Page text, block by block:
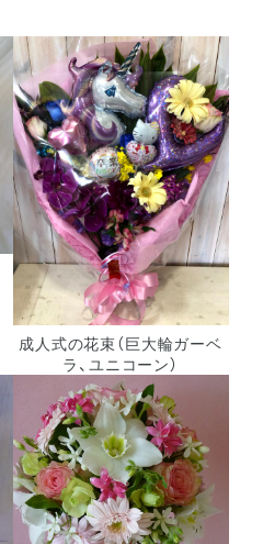
成人式の花束（巨大輪ガーベ
ラ、ユニコーン）